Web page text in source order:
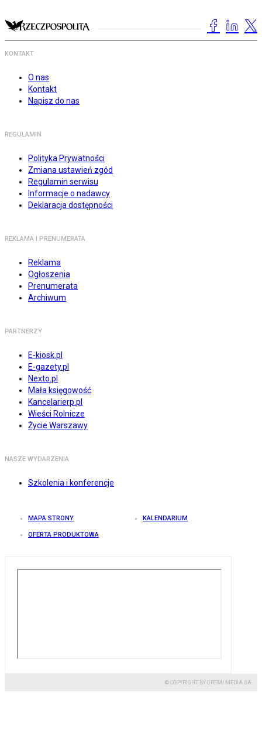
KONTAKT
O nas
Kontakt
Napisz do nas
REGULAMIN
Polityka Prywatności
Zmiana ustawień zgód
Regulamin serwisu
Informacje o nadawcy
Deklaracja dostępności
REKLAMA I PRENUMERATA
Reklama
Ogłoszenia
Prenumerata
Archiwum
PARTNERZY
E-kiosk.pl
E-gazety.pl
Nexto.pl
Mała księgowość
Kancelarierp.pl
Wieści Rolnicze
Życie Warszawy
NASZE WYDARZENIA
Szkolenia i konferencje
MAPA STRONY KALENDARIUM
OFERTA PRODUKTOWA
© COPYRIGHT BY GREMI MEDIA SA